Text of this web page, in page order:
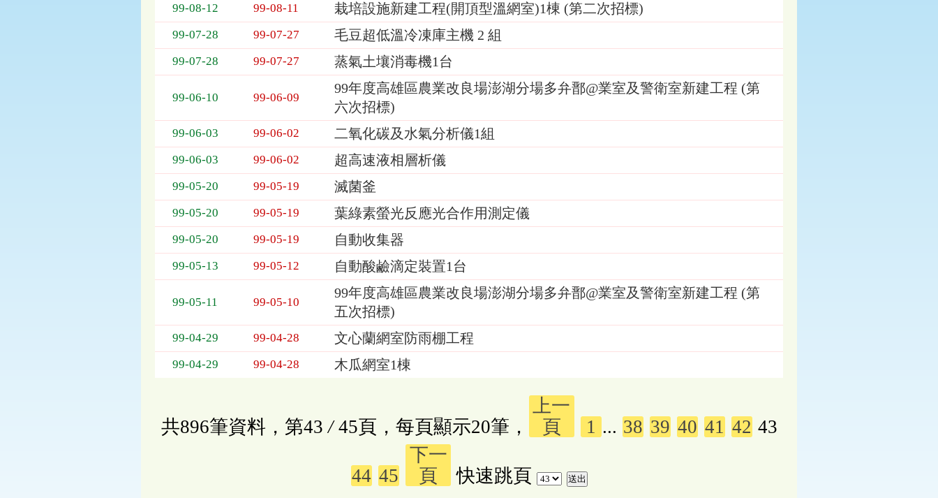
期、
標
事
99-08-12 99-08-11 栽培設施新建工程(開頂型溫網室)1棟 (第二次招標)
99-07-28 99-07-27 毛豆超低溫冷凍庫主機 2 組
99-07-28 99-07-27 蒸氣土壤消毒機1台
99-06-10 99-06-09
99年度高雄區農業改良場澎湖分場多弁鄑@業室及警衛室新建工程 (第
六次招標)
99-06-03 99-06-02 二氧化碳及水氣分析儀1組
99-06-03 99-06-02 超高速液相層析儀
99-05-20 99-05-19 滅菌釜
99-05-20 99-05-19 葉綠素螢光反應光合作用測定儀
99-05-20 99-05-19 自動收集器
99-05-13 99-05-12 自動酸鹼滴定裝置1台
99-05-11 99-05-10
99年度高雄區農業改良場澎湖分場多弁鄑@業室及警衛室新建工程 (第
五次招標)
99-04-29 99-04-28 文心蘭網室防雨棚工程
99-04-29 99-04-28 木瓜網室1棟
共896筆資料，第43 /45頁，每頁顯示20筆，
上一
頁
1 ... 38 39 40 41 42 43
44 45
下一
頁
快速跳頁